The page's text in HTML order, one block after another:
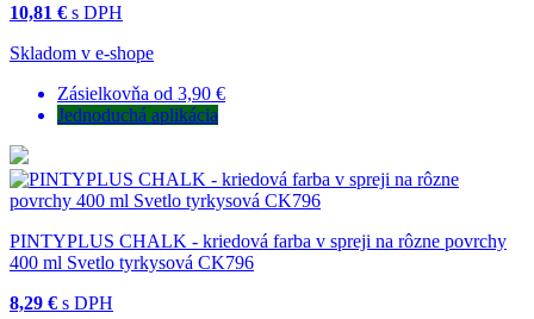
10,81 € s DPH
Skladom v e-shope
Zásielkovňa od 3,90 €
Jednoduchá aplikácia
PINTYPLUS CHALK - kriedová farba v spreji na rôzne povrchy
400 ml Svetlo tyrkysová CK796
8,29 € s DPH